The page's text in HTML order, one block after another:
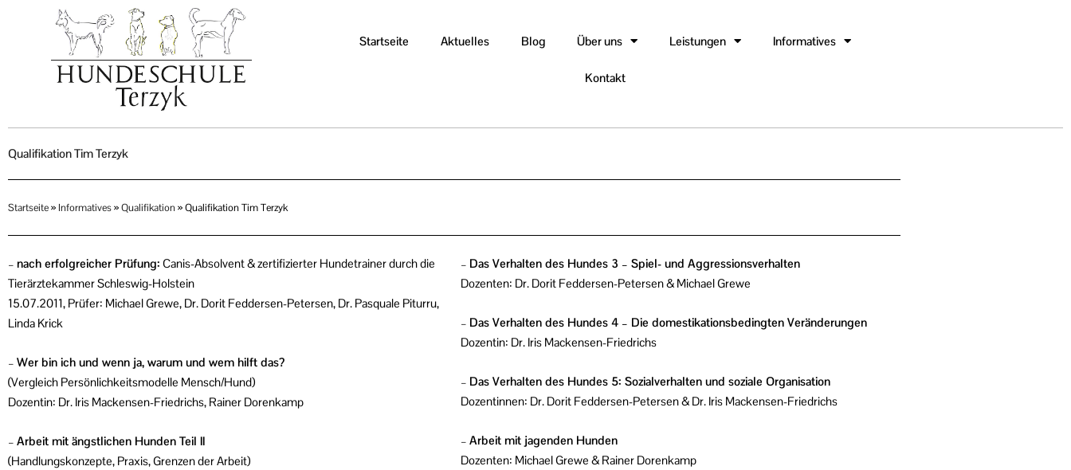
Startseite Aktuelles Blog Über uns Leistungen Informatives
Kontakt
Qualifikation Tim Terzyk
Startseite» Informatives»Qualifikation»Qualifikation Tim Terzyk
– nach erfolgreicher Prüfung: Canis-Absolvent & zertifizierter Hundetrainer durch die
Tierärztekammer Schleswig-Holstein
15.07.2011, Prüfer: Michael Grewe, Dr. Dorit Feddersen-Petersen, Dr. Pasquale Piturru,
Linda Krick
– Wer bin ich und wenn ja, warum und wem hilft das?
(Vergleich Persönlichkeitsmodelle Mensch/Hund)
Dozentin: Dr. Iris Mackensen-Friedrichs, Rainer Dorenkamp
– Arbeit mit ängstlichen Hunden Teil II
(Handlungskonzepte, Praxis, Grenzen der Arbeit)
– Das Verhalten des Hundes 3 – Spiel- und Aggressionsverhalten
Dozenten: Dr. Dorit Feddersen-Petersen & Michael Grewe
– Das Verhalten des Hundes 4 – Die domestikationsbedingten Veränderungen
Dozentin: Dr. Iris Mackensen-Friedrichs
– Das Verhalten des Hundes 5: Sozialverhalten und soziale Organisation
Dozentinnen: Dr. Dorit Feddersen-Petersen & Dr. Iris Mackensen-Friedrichs
– Arbeit mit jagenden Hunden
Dozenten: Michael Grewe & Rainer Dorenkamp